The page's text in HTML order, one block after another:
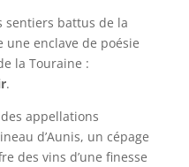
sentiers battus de la
enclave de poésie
la Touraine :
.
appellations
d’Aunis, un cépage
des vins d’une finesse